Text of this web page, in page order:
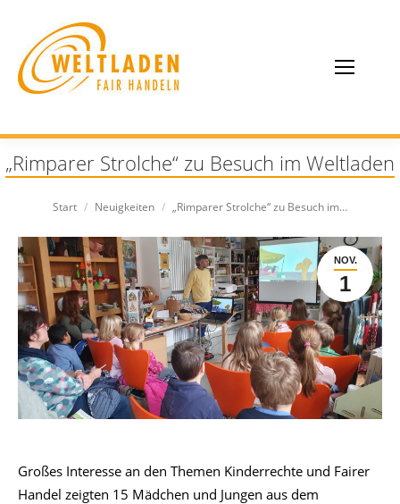
„Rimparer Strolche“ zu Besuch im Weltladen
Sie befinden sich hier:
Start Neuigkeiten „Rimparer Strolche“ zu Besuch im…
NOV.
1
Großes Interesse an den Themen Kinderrechte und Fairer
Handel zeigten 15 Mädchen und Jungen aus dem